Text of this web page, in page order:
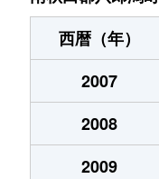
西暦（年）
2007
2008
2009